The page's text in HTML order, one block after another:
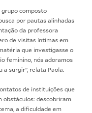
grupo composto
por pautas alinhadas
da professora
de visitas íntimas em
que investigasse o
feminino, nós adoramos
surgir”, relata Paola.
de instituições que
obstáculos: descobriram
a dificuldade em